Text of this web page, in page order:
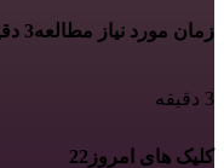
زمان مورد نیاز مطالعه3 دقیقه
3 دقیقه
کلیک های امروز 22